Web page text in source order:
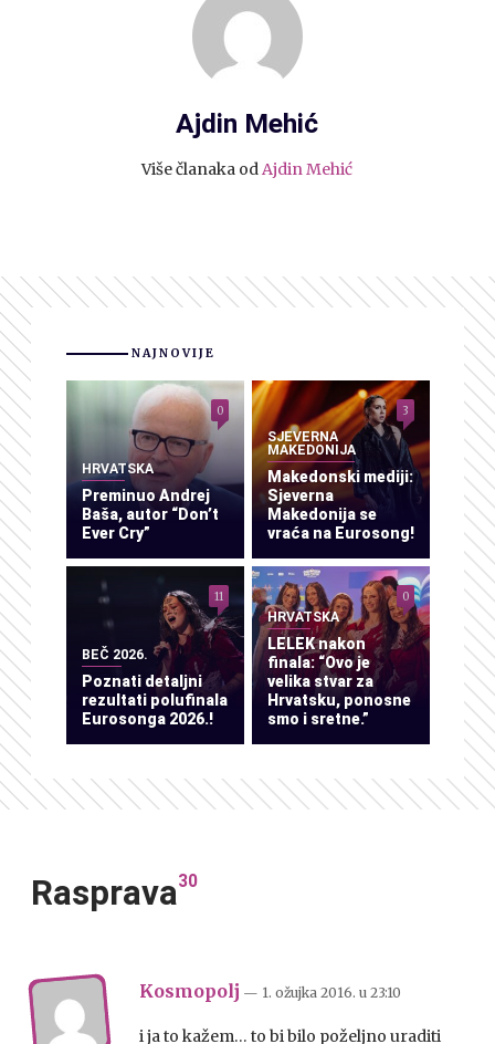
Ajdin Mehić
Više članaka odAjdin Mehić
NAJNOVIJE
HRVATSKA
Preminuo Andrej
Baša, autor “Don’t
Ever Cry”
0
SJEVERNA
MAKEDONIJA
Makedonski mediji:
Sjeverna
Makedonija se
vraća na Eurosong!
3
BEČ 2026.
Poznati detaljni
rezultati polufinala
Eurosonga 2026.!
11
HRVATSKA
LELEK nakon
finala: “Ovo je
velika stvar za
Hrvatsku, ponosne
smo i sretne.”
0
Rasprava30
Kosmopolj — 1. ožujka 2016. u 23:10
i ja to kažem… to bi bilo poželjno uraditi